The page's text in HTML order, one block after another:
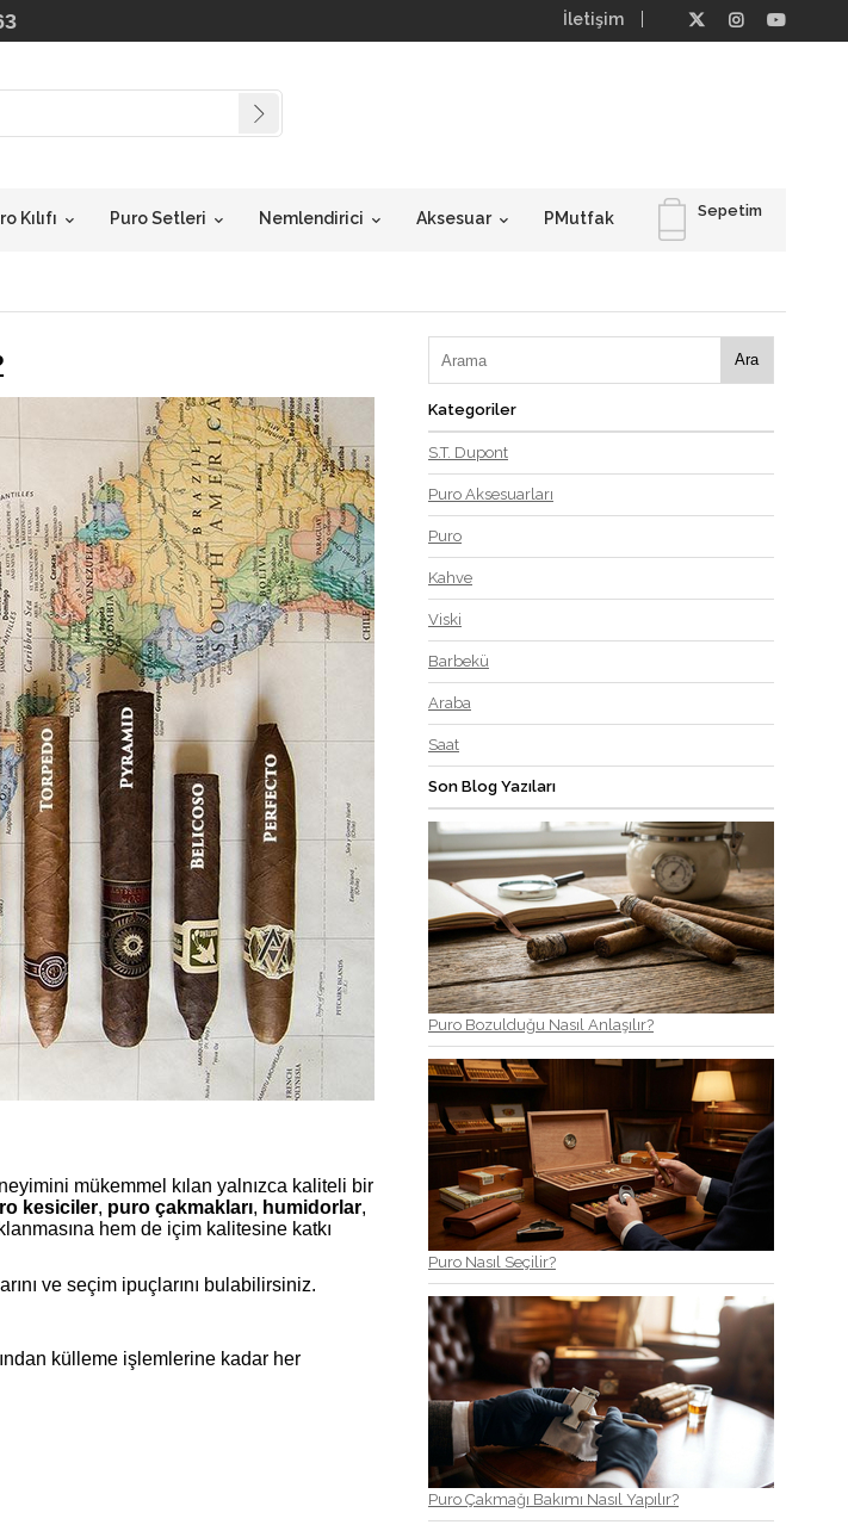
İletişim
Sepetim
Kılıfı Puro Setleri Nemlendirici Aksesuar PMutfak
mükemmel kılan yalnızca kaliteli bir
kesiciler, puro çakmakları, humidorlar,
hem de içim kalitesine katkı
ve seçim ipuçlarını bulabilirsiniz.
külleme işlemlerine kadar her
Ara
Kategoriler
S.T. Dupont
Puro Aksesuarları
Puro
Kahve
Viski
Barbekü
Araba
Saat
Son Blog Yazıları
Puro Bozulduğu Nasıl Anlaşılır?
Puro Nasıl Seçilir?
Puro Çakmağı Bakımı Nasıl Yapılır?